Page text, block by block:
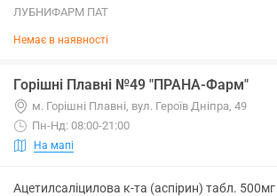
ЛУБНИФАРМ ПАТ
Немає в наявності
Горішні Плавні №49 "ПРАНА-Фарм"
м. Горішні Плавні, вул. Героїв Дніпра, 49
Пн-Нд: 08:00-21:00
На мапі
Ацетилсаліцилова к-та (аспірин) табл.